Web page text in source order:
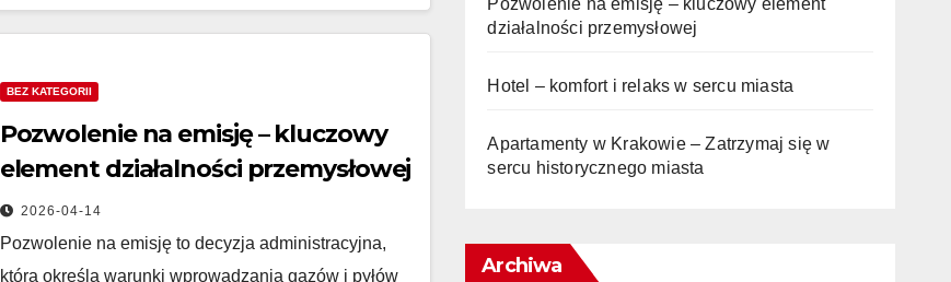
BEZ KATEGORII
Pozwolenie na emisję – kluczowy
element działalności przemysłowej
2026-04-14
Pozwolenie na emisję to decyzja administracyjna,
która określa warunki wprowadzania gazów i pyłów
Pozwolenie na emisję – kluczowy element
działalności przemysłowej
Hotel – komfort i relaks w sercu miasta
Apartamenty w Krakowie – Zatrzymaj się w
sercu historycznego miasta
Archiwa